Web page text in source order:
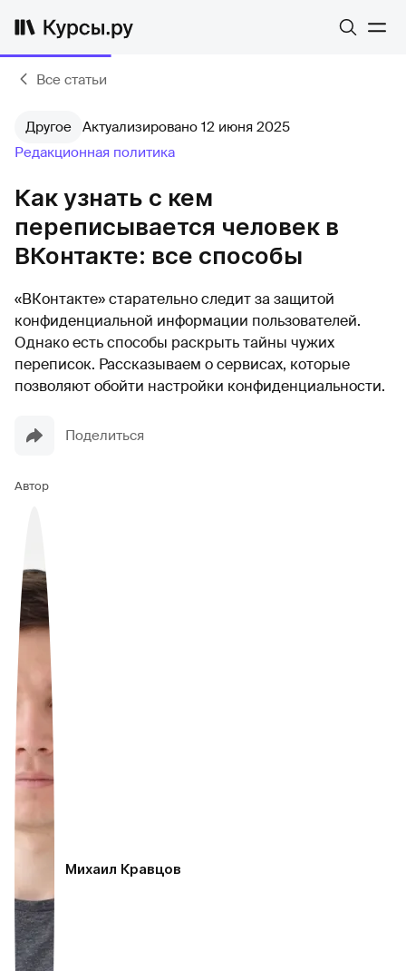
Все статьи
Другое Актуализировано 12 июня 2025
Редакционная политика
Как узнать с кем
переписывается человек в
ВКонтакте: все способы
«ВКонтакте» старательно следит за защитой
конфиденциальной информации пользователей.
Однако есть способы раскрыть тайны чужих
переписок. Рассказываем о сервисах, которые
позволяют обойти настройки конфиденциальности.
Поделиться
Автор
Михаил Кравцов